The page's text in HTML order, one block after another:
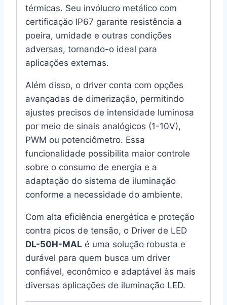
térmicas. Seu invólucro metálico com
certificação IP67 garante resistência a
poeira, umidade e outras condições
adversas, tornando-o ideal para
aplicações externas.
Além disso, o driver conta com opções
avançadas de dimerização, permitindo
ajustes precisos de intensidade luminosa
por meio de sinais analógicos (1-10V),
PWM ou potenciômetro. Essa
funcionalidade possibilita maior controle
sobre o consumo de energia e a
adaptação do sistema de iluminação
conforme a necessidade do ambiente.
Com alta eficiência energética e proteção
contra picos de tensão, o Driver de LED
DL-50H-MAL é uma solução robusta e
durável para quem busca um driver
confiável, econômico e adaptável às mais
diversas aplicações de iluminação LED.